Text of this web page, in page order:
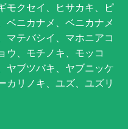
モクセイ、ヒサカキ、ピ
ベニカナメ、ベニカナメ
マテバシイ、マホニアコ
ウ、モチノキ、モッコ
ヤブツバキ、ヤブニッケ
カリノキ、ユズ、ユズリ